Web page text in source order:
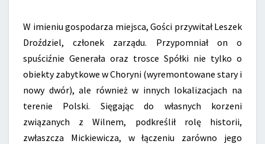
W imieniu gospodarza miejsca, Gości przywitał Leszek
Droździel, członek zarządu. Przypomniał on o
spuściźnie Generała oraz trosce Spółki nie tylko o
obiekty zabytkowe w Choryni (wyremontowane stary i
nowy dwór), ale również w innych lokalizacjach na
terenie Polski. Sięgając do własnych korzeni
związanych z Wilnem, podkreślił rolę historii,
zwłaszcza Mickiewicza, w łączeniu zarówno jego